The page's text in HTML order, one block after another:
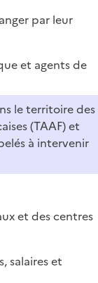
par leur
et agents de
le territoire des
(TAAF) et
à intervenir
et des centres
salaires et